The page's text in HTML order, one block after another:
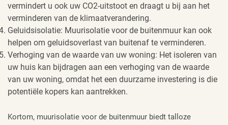
vermindert u ook uw CO2-uitstoot en draagt u bij aan het
verminderen van de klimaatverandering.
Geluidsisolatie: Muurisolatie voor de buitenmuur kan ook
helpen om geluidsoverlast van buitenaf te verminderen.
Verhoging van de waarde van uw woning: Het isoleren van
uw huis kan bijdragen aan een verhoging van de waarde
van uw woning, omdat het een duurzame investering is die
potentiële kopers kan aantrekken.
Kortom, muurisolatie voor de buitenmuur biedt talloze